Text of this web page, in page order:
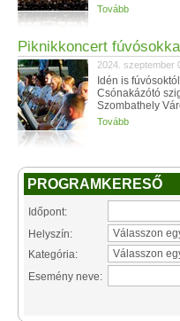
Tovább
Piknikkoncert
2024. szeptember
Idén is
Csónakázótó
Szombathely
Tovább
PROGRAMKERESŐ
Időpont:
Helyszín:
Kategória:
Esemény neve: